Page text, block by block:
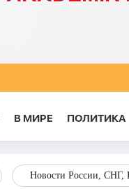
В МИРЕ ПОЛИТИКА
Новости России,